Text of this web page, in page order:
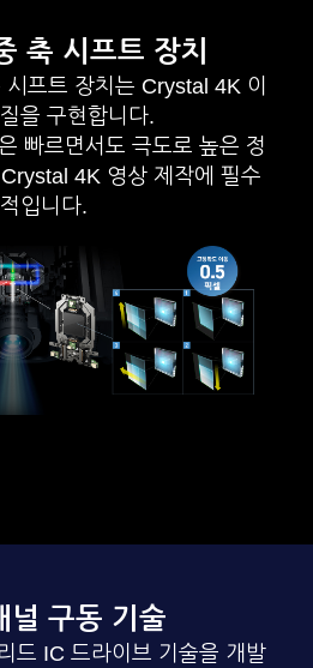
축 시프트 장치
프트 장치는 Crystal 4K 이
을 구현합니다.
빠르면서도 극도로 높은 정
4K 영상 제작에 필수
적입니다.
널 구동 기술
드 IC 드라이브 기술을 개발